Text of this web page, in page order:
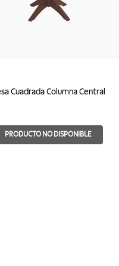
Cuadrada Columna Central
PRODUCTO NO DISPONIBLE